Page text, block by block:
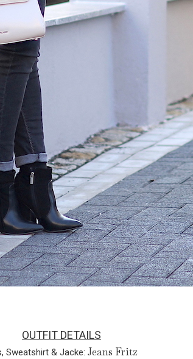
OUTFIT DETAILS
Sweatshirt & Jacke:Jeans Fritz